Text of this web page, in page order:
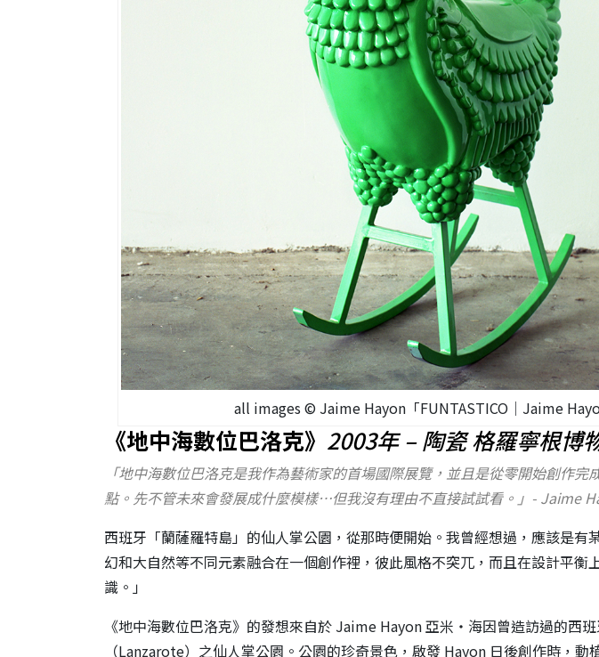
all images © Jaime Hayon「FUNTASTICO│Jaime
《地中海數位巴洛克》 2003年 – 陶瓷 格羅寧根博
「地中海數位巴洛克是我作為藝術家的首場國際展覽，並且是從零開始創作完
點。先不管未來會發展成什麼模樣…但我沒有理由不直接試試看。」- Jaime
西班牙「蘭薩羅特島」的仙人掌公園，從那時便開始。我曾經想過，應該是有
幻和大自然等不同元素融合在一個創作裡，彼此風格不突兀，而且在設計平衡
識。」
《地中海數位巴洛克》的發想來自於 Jaime Hayon 亞米‧海因曾造訪過的西
（Lanzarote）之仙人掌公園。公園的珍奇景色，啟發 Hayon 日後創作時，動